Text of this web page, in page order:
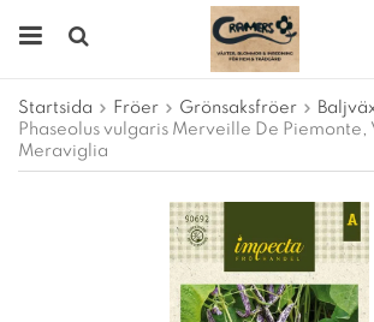
Startsida Fröer Grönsaksfröer
Phaseolus vulgaris Merveille De Piemonte,
Meraviglia